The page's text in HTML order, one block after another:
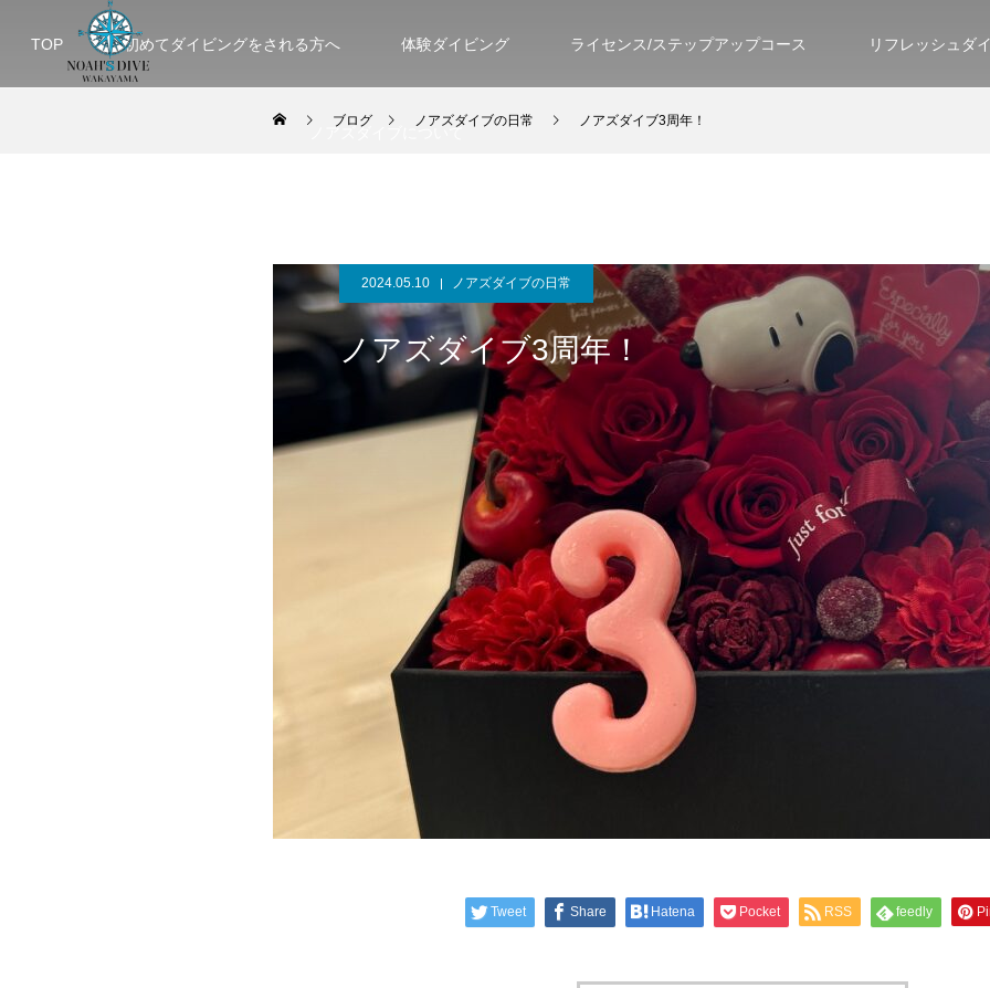
TOP 初めてダイビングをされる方へ 体験ダイビング ライセンス/ステップアップコース リフレッシュダ
ノアズダイブについて
ブログ ノアズダイブの日常 ノアズダイブ3周年！
2024.05.10 ノアズダイブの日常
ノアズダイブ3周年！
Tweet Share Hatena Pocket RSS feedly